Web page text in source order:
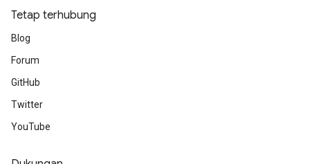
Tetap terhubung
Blog
Forum
GitHub
Twitter
YouTube